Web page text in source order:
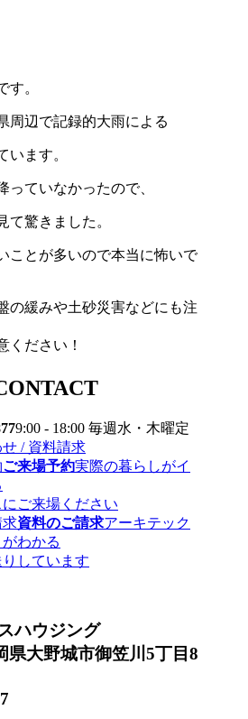
す。
周辺で記録的大雨による
います。
っていなかったので、
て驚きました。
ことが多いので本当に怖いで
の緩みや土砂災害などにも注
ください！
9:00 - 18:00 毎週水・木曜定
/ 資料請求
ご来場予約実際の暮らしがイ
ご来場ください
資料のご請求アーキテック
わかる
しています
県大野城市御笠川5丁目8